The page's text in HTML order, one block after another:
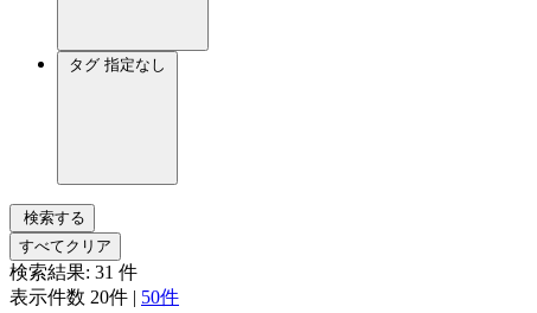
タグ 指定なし
検索する
すべてクリア
検索結果: 31 件
表示件数 20件 | 50件